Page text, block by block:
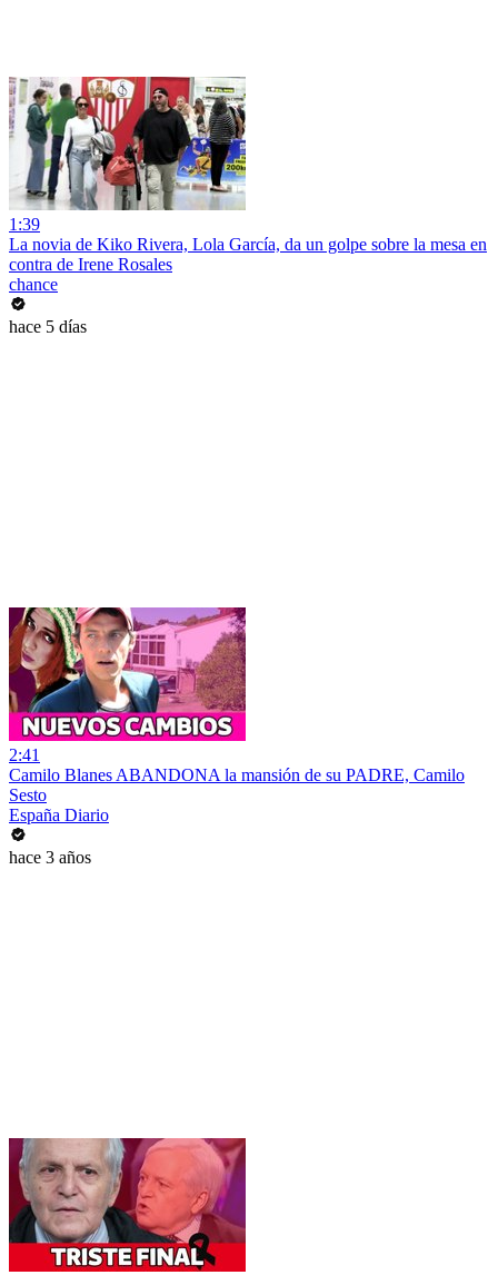
1:39
La novia de Kiko Rivera, Lola García, da un golpe sobre la mesa en
contra de Irene Rosales
chance
hace 5 días
2:41
Camilo Blanes ABANDONA la mansión de su PADRE, Camilo
Sesto
España Diario
hace 3 años